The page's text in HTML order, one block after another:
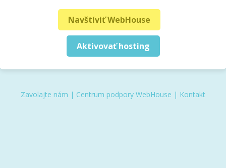
Navštíviť WebHouse
Aktivovať hosting
Zavolajte nám | Centrum podpory WebHouse | Kontakt